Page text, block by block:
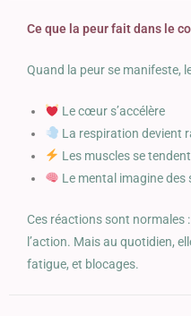
Ce que la peur fait dans le
Quand la peur se manifeste,
Le cœur s’accélère
La respiration devient
Les muscles se tendent
Le mental imagine
Ces réactions sont normales
l’action. Mais au quotidien,
fatigue, et blocages.